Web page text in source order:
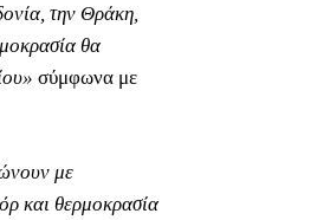
την Θράκη,
θα
σύμφωνα με
με
και θερμοκρασία